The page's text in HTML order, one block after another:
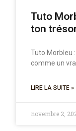
Tuto
ton
Tuto Morbleu
comme un
LIRE LA SUITE »
novembre 2,